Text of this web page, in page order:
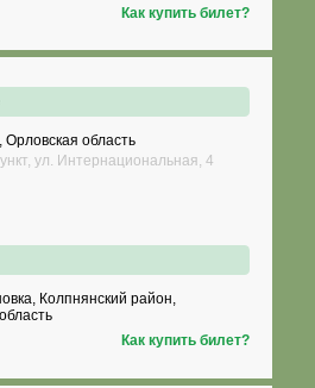
Как купить билет?
Орловская область
ул. Интернациональная, 4
Колпнянский район,
Как купить билет?